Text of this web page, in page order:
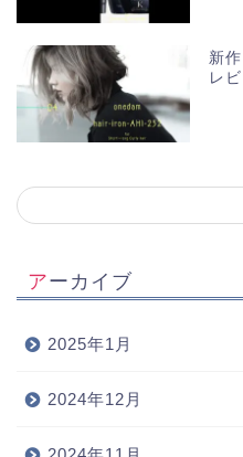
新
レ
アーカイブ
2025年1月
2024年12月